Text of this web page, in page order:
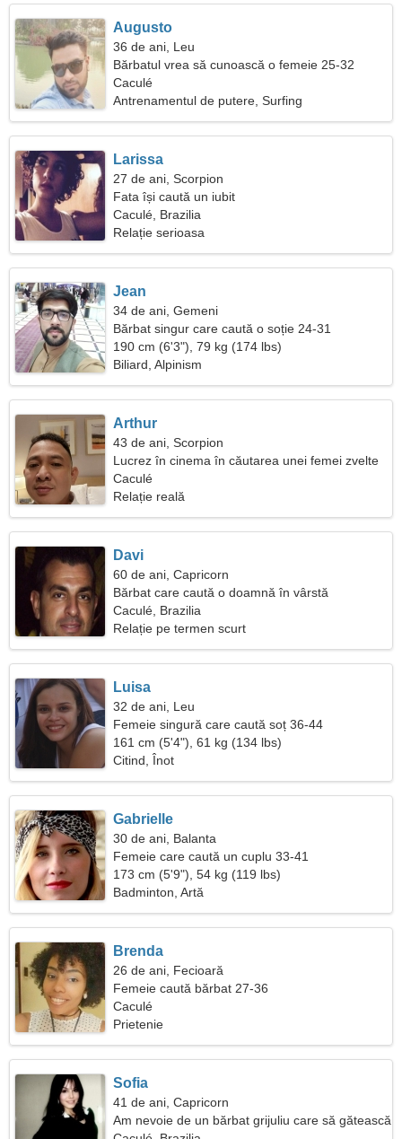
Augusto
36 de ani, Leu
Bărbatul vrea să cunoască o femeie 25-32
Caculé
Antrenamentul de putere, Surfing
Larissa
27 de ani, Scorpion
Fata își caută un iubit
Caculé, Brazilia
Relație serioasa
Jean
34 de ani, Gemeni
Bărbat singur care caută o soție 24-31
190 cm (6'3"), 79 kg (174 lbs)
Biliard, Alpinism
Arthur
43 de ani, Scorpion
Lucrez în cinema în căutarea unei femei zvelte
Caculé
Relație reală
Davi
60 de ani, Capricorn
Bărbat care caută o doamnă în vârstă
Caculé, Brazilia
Relație pe termen scurt
Luisa
32 de ani, Leu
Femeie singură care caută soț 36-44
161 cm (5'4"), 61 kg (134 lbs)
Citind, Înot
Gabrielle
30 de ani, Balanta
Femeie care caută un cuplu 33-41
173 cm (5'9"), 54 kg (119 lbs)
Badminton, Artă
Brenda
26 de ani, Fecioară
Femeie caută bărbat 27-36
Caculé
Prietenie
Sofia
41 de ani, Capricorn
Am nevoie de un bărbat grijuliu care să gătească